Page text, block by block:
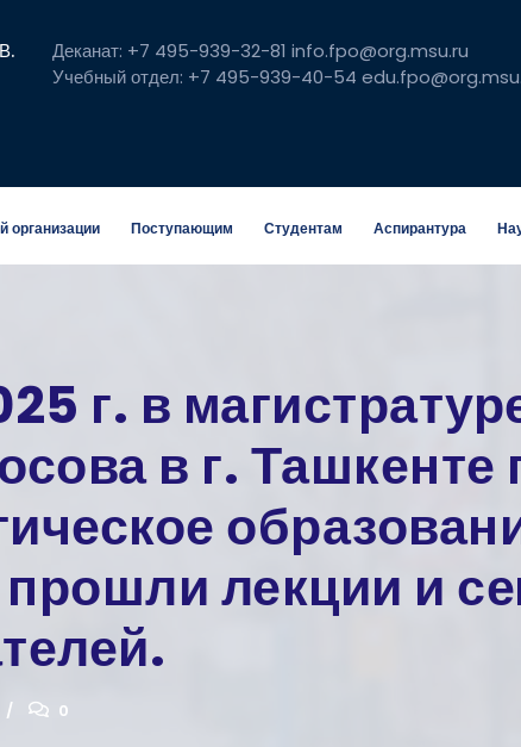
Деканат: +7 495-939-32-81 info.fpo@org.msu.ru
Учебный отдел: +7 495-939-40-54
организации Поступающим Студентам Аспирантура
г. в
в г. Ташкенте
лекции и
0